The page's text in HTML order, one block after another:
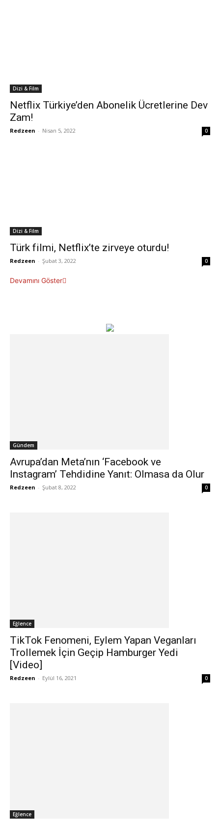
Dizi & Film
Netflix Türkiye’den Abonelik Ücretlerine Dev
Zam!
Redzeen - Nisan 5, 2022 0
Dizi & Film
Türk filmi, Netflix’te zirveye oturdu!
Redzeen - Şubat 3, 2022 0
Devamını Göster
Gündem
Avrupa’dan Meta’nın ‘Facebook ve
Instagram’ Tehdidine Yanıt: Olmasa da Olur
Redzeen - Şubat 8, 2022 0
Eğlence
TikTok Fenomeni, Eylem Yapan Veganları
Trollemek İçin Geçip Hamburger Yedi
[Video]
Redzeen - Eylül 16, 2021 0
Eğlence